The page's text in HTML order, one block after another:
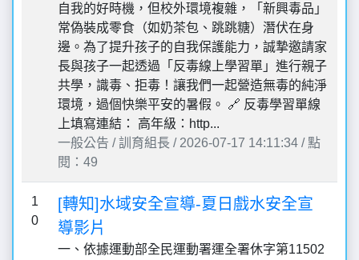
自我的好時機，但校外環境複雜，「新興毒品」
常偽裝成零食（如奶茶包、跳跳糖）潛伏在身
邊。為了提升孩子的自我保護能力，誠摯邀請家
長與孩子一起透過「反毒線上學習單」進行親子
共學，識毒、拒毒！讓我們一起營造無毒的純淨
環境，過個快樂平安的暑假。 🔗 反毒學習單線
上填寫連結： 高年級：http...
一般公告 / 訓育組長 / 2026-07-17 14:11:34 / 點
閱：49
1
0
[轉知]水域安全宣導-夏日戲水安全宣
導影片
一、依據運動部全民運動署運全署休字第11502